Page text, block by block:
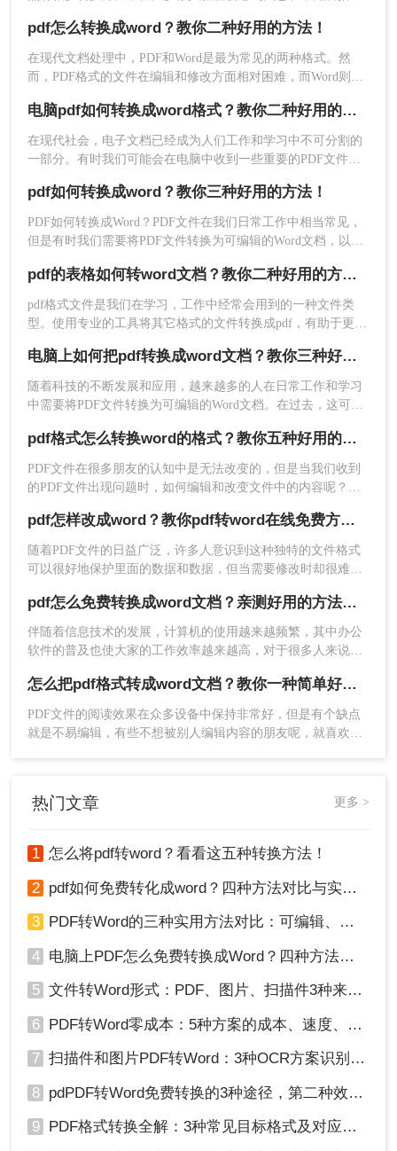
方法三、转转大师客户端批量pdf转word
操作如下：
1、官网下载pdf转word客户端，安装并打开。
2、找到PDF转换，选择文件转Word，该功能不仅
支持PDF转Word，也支持PPT、excel转Word哦。
3、把文件批量上传上去，然后点击开始转换，等待
一会就可以了。
操作如下：
1、我们也可以用Photoshop来实现格式转换的需
的【文件】，选择【储存副本】。
换成可编辑的Word文档。
pdf怎么转换成word？教你二种好用的方法！
在现代文档处理中，PDF和Word是最为常见的两种格式。然
而，PDF格式的文件在编辑和修改方面相对困难，而Word则更
格式呢？答案是肯定的。本文将为您详细介绍pdf怎么转换成
word，让您在日常的工作和学习中更加便捷。
电脑pdf如何转换成word格式？教你二种好用的方法！
在现代社会，电子文档已经成为人们工作和学习中不可分割的
一部分。有时我们可能会在电脑中收到一些重要的PDF文件，
转换成Word格式。本文将详细介绍电脑pdf如何转换成word格
式。​
pdf如何转换成word？教你三种好用的方法！
PDF如何转换成Word？PDF文件在我们日常工作中相当常见，
但是有时我们需要将PDF文件转换为可编辑的Word文档，以方
文档呢？下面一起看看吧。
pdf的表格如何转word文档？教你二种好用的方法！
pdf格式文件是我们在学习，工作中经常会用到的一种文件类
型。使用专业的工具将其它格式的文件转换成pdf，有助于更好
伙伴们修改文件的内容，编辑，比如将pdf转word文档，那么
pdf的表格如何转word文档呢？
电脑上如何把pdf转换成word文档？教你三种好用的方法！
随着科技的不断发展和应用，越来越多的人在日常工作和学习
中需要将PDF文件转换为可编辑的Word文档。在过去，这可能
具来完成这个任务。那么电脑上如何把pdf转换成word文档呢？
本文将为您介绍几种最方便且高效的方法，帮助您在电脑上轻
松将PDF转换为Word文档。
pdf格式怎么转换word的格式？教你五种好用的方法！
PDF文件在很多朋友的认知中是无法改变的，但是当我们收到
的PDF文件出现问题时，如何编辑和改变文件中的内容呢？事
地解决PDF难以编辑的问题。例如，将pdf格式转换word的格
式，以便于编辑文档中的内容。你现在知道pdf格式怎么转换
word的格式吗？不清楚的合作伙伴可以尝试遵循以下内容。我
相信你很快就能学会pdf转word的方法。
pdf怎样改成word？教你pdf转word在线免费方法！
随着PDF文件的日益广泛，许多人意识到这种独特的文件格式
可以很好地保护里面的数据和数据，但当需要修改时却很难下
Word文档上面修改，那么pdf怎样改成word呢？下面一起看看
吧！
pdf怎么免费转换成word文档？亲测好用的方法分享！
伴随着信息技术的发展，计算机的使用越来越频繁，其中办公
软件的普及也使大家的工作效率越来越高，对于很多人来说，
相应的操作要求也越来越高，其中还有 PDF文件格式转换，想
要将pdf转换成word文档，这个问题把握好了，可以让工作更快
捷，对于这种pdf转word之后怎么编辑，下面一看看pdf怎么免
费转换成word文档吧。
怎么把pdf格式转成word文档？教你一种简单好用的转换方法！
PDF文件的阅读效果在众多设备中保持非常好，但是有个缺点
就是不易编辑，有些不想被别人编辑内容的朋友呢，就喜欢把
转成word文档了，那么怎么把pdf格式转成word文档呢？下面讲
热门文章 更多 >
1 怎么将pdf转word？看看这五种转换方法！
2 pdf如何免费转化成word？四种方法对比与实操指南（附详细表格）
3 PDF转Word的三种实用方法对比：可编辑、保格式、避风险！
4 电脑上PDF怎么免费转换成Word？四种方法对比与实操指南（附详细表格）!
5 文件转Word形式：PDF、图片、扫描件3种来源分别怎么处理！
6 PDF转Word零成本：5种方案的成本、速度、精度对比！
7 扫描件和图片PDF转Word：3种OCR方案识别率实测！
8 pdPDF转Word免费转换的3种途径，第二种效率最高！
9 PDF格式转换全解：3种常见目标格式及对应操作方法！